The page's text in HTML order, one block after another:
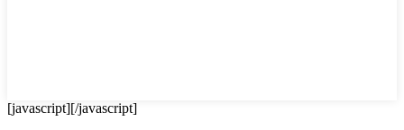
[javascript][/javascript]